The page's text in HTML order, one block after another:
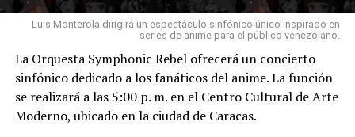
Luis Monterola dirigirá un espectáculo sinfónico único inspirado en
series de anime para el público venezolano.
La Orquesta Symphonic Rebel ofrecerá un concierto
sinfónico dedicado a los fanáticos del anime. La función
se realizará a las 5:00 p. m. en el Centro Cultural de Arte
Moderno, ubicado en la ciudad de Caracas.